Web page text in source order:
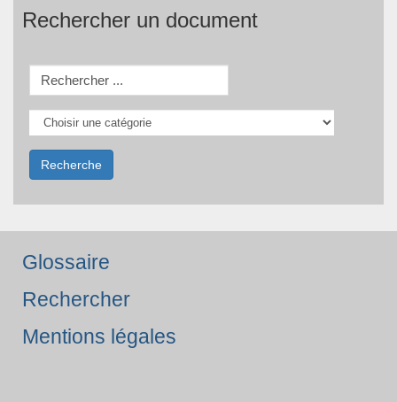
Rechercher un document
Glossaire
Rechercher
Mentions légales